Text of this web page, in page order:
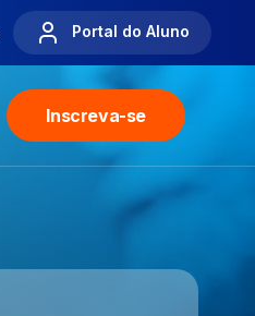
Portal do Aluno
Inscreva-se